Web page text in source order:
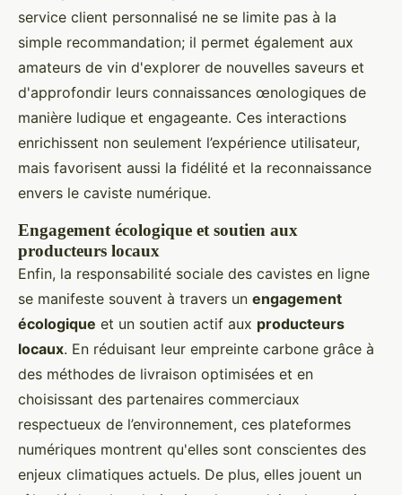
service client personnalisé ne se limite pas à la
simple recommandation; il permet également aux
amateurs de vin d'explorer de nouvelles saveurs et
d'approfondir leurs connaissances œnologiques de
manière ludique et engageante. Ces interactions
enrichissent non seulement l’expérience utilisateur,
mais favorisent aussi la fidélité et la reconnaissance
envers le caviste numérique.
Engagement écologique et soutien aux
producteurs locaux
Enfin, la responsabilité sociale des cavistes en ligne
se manifeste souvent à travers un engagement
écologique et un soutien actif aux producteurs
locaux. En réduisant leur empreinte carbone grâce à
des méthodes de livraison optimisées et en
choisissant des partenaires commerciaux
respectueux de l’environnement, ces plateformes
numériques montrent qu'elles sont conscientes des
enjeux climatiques actuels. De plus, elles jouent un